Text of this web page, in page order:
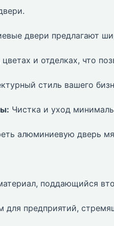
двери предлагают
и отделках, что
стиль вашего
Чистка и уход
алюминиевую дверь
поддающийся
для предприятий,